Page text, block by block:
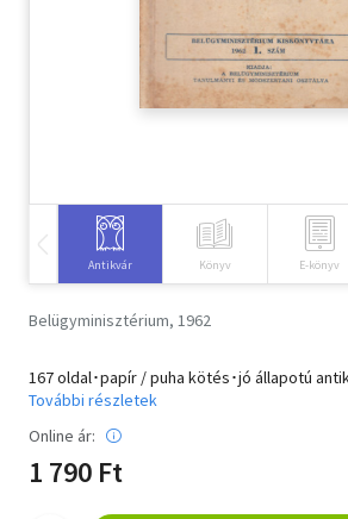
Társadalomtudomány
Természettudomány
Antikvár Könyv E-könyv
Belügyminisztérium, 1962
167 oldal･papír / puha kötés･jó állapotú
További részletek
Online ár:
1 790 Ft